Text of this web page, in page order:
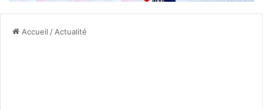
Accueil / Actualité